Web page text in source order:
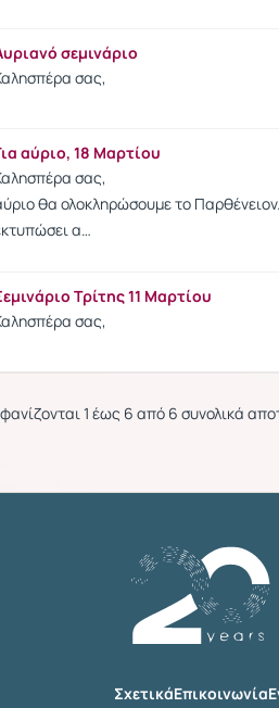
σεμινάριο
σας,
αύριο, 18 Μαρτίου
σας,
θα ολοκληρώσουμε το
α…
Τρίτης 11 Μαρτίου
σας,
1 έως 6 από 6 συνολικά
ΣχετικάΕπικοινωνία